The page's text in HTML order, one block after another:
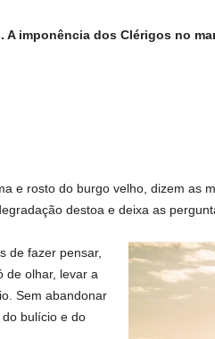
A imponência dos Clérigos no
e rosto do burgo velho, dizem as
destoa e deixa as
de fazer pensar,
de olhar, levar a
Sem abandonar
bulício e do